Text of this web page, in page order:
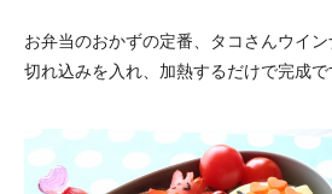
お弁当のおかずの定番、タコさんウイ
切れ込みを入れ、加熱するだけで完成で